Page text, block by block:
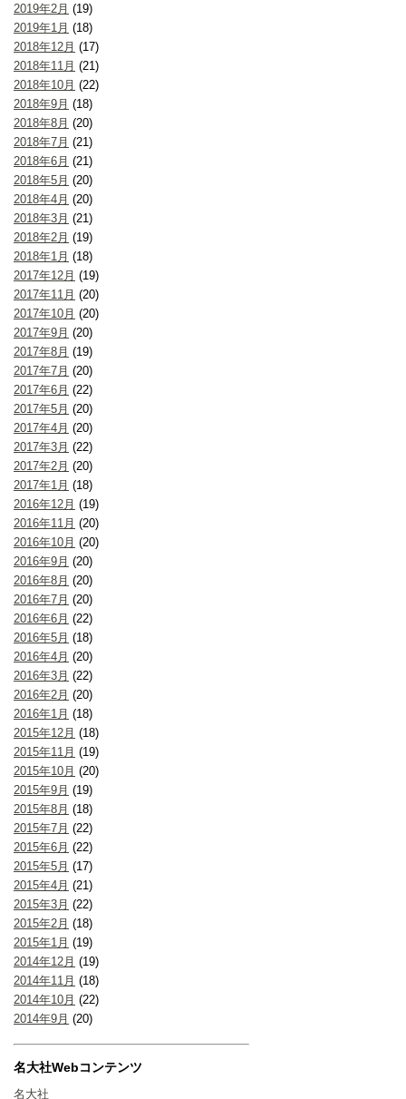
2019年2月 (19)
2019年1月 (18)
2018年12月 (17)
2018年11月 (21)
2018年10月 (22)
2018年9月 (18)
2018年8月 (20)
2018年7月 (21)
2018年6月 (21)
2018年5月 (20)
2018年4月 (20)
2018年3月 (21)
2018年2月 (19)
2018年1月 (18)
2017年12月 (19)
2017年11月 (20)
2017年10月 (20)
2017年9月 (20)
2017年8月 (19)
2017年7月 (20)
2017年6月 (22)
2017年5月 (20)
2017年4月 (20)
2017年3月 (22)
2017年2月 (20)
2017年1月 (18)
2016年12月 (19)
2016年11月 (20)
2016年10月 (20)
2016年9月 (20)
2016年8月 (20)
2016年7月 (20)
2016年6月 (22)
2016年5月 (18)
2016年4月 (20)
2016年3月 (22)
2016年2月 (20)
2016年1月 (18)
2015年12月 (18)
2015年11月 (19)
2015年10月 (20)
2015年9月 (19)
2015年8月 (18)
2015年7月 (22)
2015年6月 (22)
2015年5月 (17)
2015年4月 (21)
2015年3月 (22)
2015年2月 (18)
2015年1月 (19)
2014年12月 (19)
2014年11月 (18)
2014年10月 (22)
2014年9月 (20)
名大社Webコンテンツ
名大社